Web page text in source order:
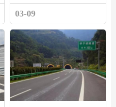
03-09